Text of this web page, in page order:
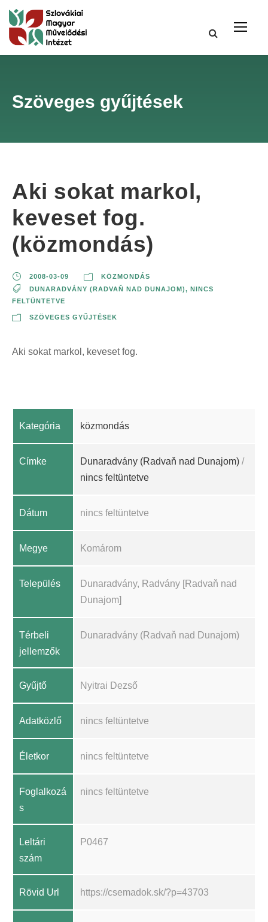
Szöveges gyűjtések
Aki sokat markol,
keveset fog.
(közmondás)
2008-03-09
KÖZMONDÁS
DUNARADVÁNY (RADVAŇ NAD DUNAJOM), NINCS
FELTÜNTETVE
SZÖVEGES GYŰJTÉSEK
Aki sokat markol, keveset fog.
Kategória közmondás
Címke Dunaradvány (Radvaň nad Dunajom) /
nincs feltüntetve
Dátum nincs feltüntetve
Megye Komárom
Település
Dunaradvány, Radvány [Radvaň nad
Dunajom]
Térbeli
jellemzők
Dunaradvány (Radvaň nad Dunajom)
Gyűjtő Nyitrai Dezső
Adatközlő nincs feltüntetve
Életkor nincs feltüntetve
Foglalkozá
s
nincs feltüntetve
Leltári
szám
P0467
Rövid Url https://csemadok.sk/?p=43703